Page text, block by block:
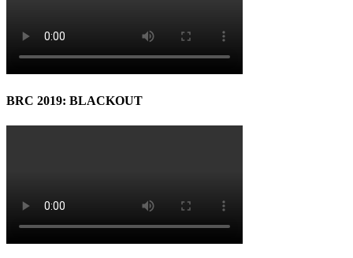
BRC 2019: BLACKOUT